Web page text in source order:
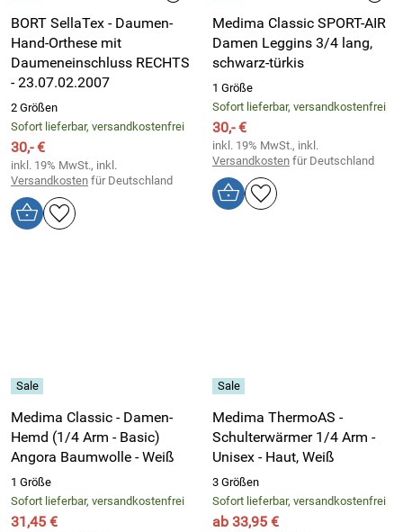
BORT SellaTex - Daumen-
Hand-Orthese mit
Daumeneinschluss RECHTS
- 23.07.02.2007
2 Größen
Sofort lieferbar, versandkostenfrei
30,- €
inkl. 19% MwSt., inkl.
Versandkosten für Deutschland
Medima Classic SPORT-AIR
Damen Leggins 3/4 lang,
schwarz-türkis
1 Größe
Sofort lieferbar, versandkostenfrei
30,- €
inkl. 19% MwSt., inkl.
Versandkosten für Deutschland
Medima Classic - Damen-
Hemd (1/4 Arm - Basic)
Angora Baumwolle - Weiß
1 Größe
Sofort lieferbar, versandkostenfrei
31,45 €
Medima ThermoAS -
Schulterwärmer 1/4 Arm -
Unisex - Haut, Weiß
3 Größen
Sofort lieferbar, versandkostenfrei
ab 33,95 €